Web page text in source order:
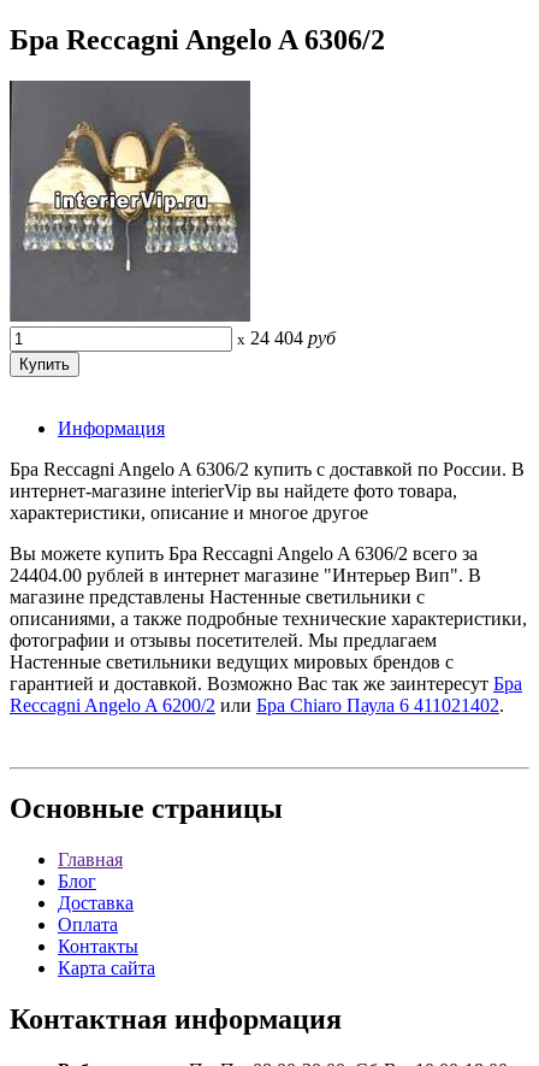
Бра Reccagni Angelo A 6306/2
x 24 404 руб
Информация
Бра Reccagni Angelo A 6306/2 купить с доставкой по России. В
интернет-магазине interierVip вы найдете фото товара,
характеристики, описание и многое другое
Вы можете купить Бра Reccagni Angelo A 6306/2 всего за
24404.00 рублей в интернет магазине "Интерьер Вип". В
магазине представлены Настенные светильники с
описаниями, а также подробные технические характеристики,
фотографии и отзывы посетителей. Мы предлагаем
Настенные светильники ведущих мировых брендов с
гарантией и доставкой. Возможно Вас так же заинтересут Бра
Reccagni Angelo A 6200/2 или Бра Chiaro Паула 6 411021402.
Основные страницы
Главная
Блог
Доставка
Оплата
Контакты
Карта сайта
Контактная информация